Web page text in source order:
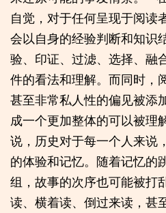
自觉，对于任何呈现于阅读
会以自身的经验判断和知识
验、印证、过滤、选择、融
件的看法和理解。而同时，
甚至非常私人性的偏见被添
成一个更加整体的可以被理
说，历史对于每一个人来说
的体验和记忆。随着记忆的
组，故事的次序也可能被打
读、横着读、倒过来读，甚